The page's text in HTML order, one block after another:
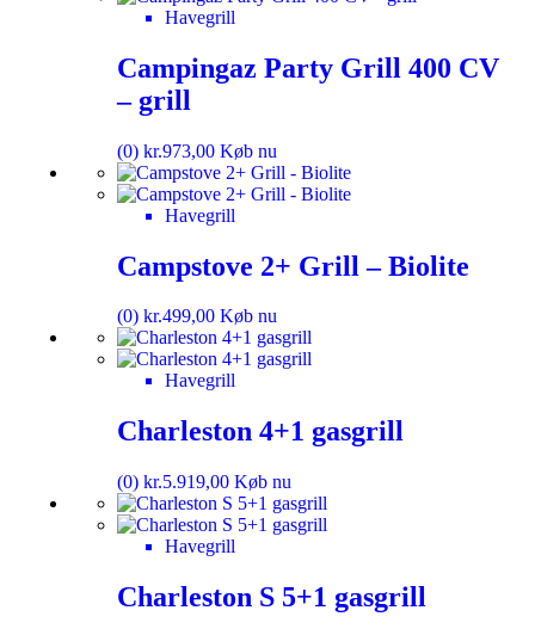
Havegrill
Campingaz Party Grill 400 CV
– grill
(0) kr.973,00 Køb nu
Havegrill
Campstove 2+ Grill – Biolite
(0) kr.499,00 Køb nu
Havegrill
Charleston 4+1 gasgrill
(0) kr.5.919,00 Køb nu
Havegrill
Charleston S 5+1 gasgrill